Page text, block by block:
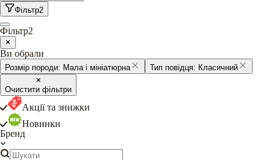
Фільтр2
Фільтр2
Ви обрали
Розмір породи: Мала і мініатюрна Тип повідця: Класичний
Очистити фільтри
Акції та знижки
Новинки
Бренд